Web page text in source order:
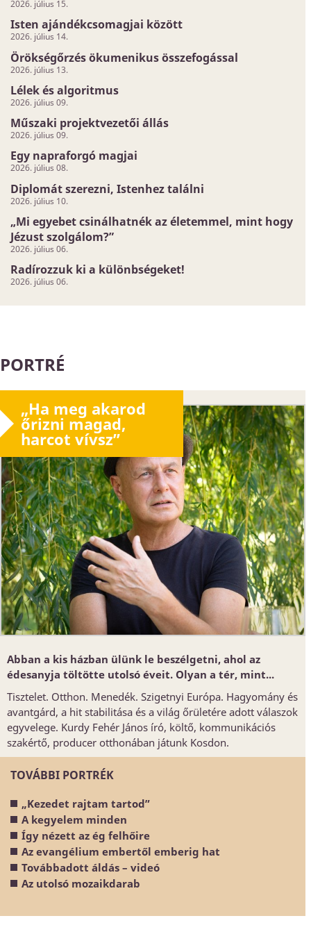
2026. július 15.
Isten ajándékcsomagjai között
2026. július 14.
Örökségőrzés ökumenikus összefogással
2026. július 13.
Lélek és algoritmus
2026. július 09.
Műszaki projektvezetői állás
2026. július 09.
Egy napraforgó magjai
2026. július 08.
Diplomát szerezni, Istenhez találni
2026. július 10.
„Mi egyebet csinálhatnék az életemmel, mint hogy
Jézust szolgálom?”
2026. július 06.
Radírozzuk ki a különbségeket!
2026. július 06.
PORTRÉ
„Ha meg akarod
őrizni magad,
harcot vívsz”
Abban a kis házban ülünk le beszélgetni, ahol az
édesanyja töltötte utolsó éveit. Olyan a tér, mint...
Tisztelet. Otthon. Menedék. Szigetnyi Európa. Hagyomány és
avantgárd, a hit stabilitása és a világ őrületére adott válaszok
egyvelege. Kurdy Fehér János író, költő, kommunikációs
szakértő, producer otthonában játunk Kosdon.
TOVÁBBI PORTRÉK
„Kezedet rajtam tartod”
A kegyelem minden
Így nézett az ég felhőire
Az evangélium embertől emberig hat
Továbbadott áldás – videó
Az utolsó mozaikdarab